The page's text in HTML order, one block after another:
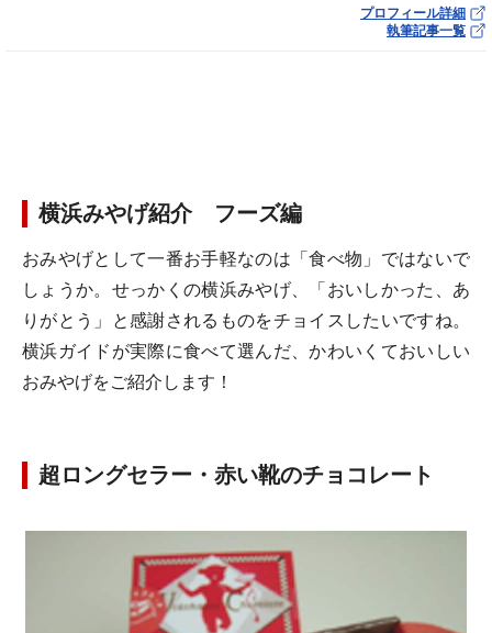
プロフィール詳細
執筆記事一覧
横浜みやげ紹介 フーズ編
おみやげとして一番お手軽なのは「食べ物」ではないで
しょうか。せっかくの横浜みやげ、「おいしかった、あ
りがとう」と感謝されるものをチョイスしたいですね。
横浜ガイドが実際に食べて選んだ、かわいくておいしい
おみやげをご紹介します！
超ロングセラー・赤い靴のチョコレート